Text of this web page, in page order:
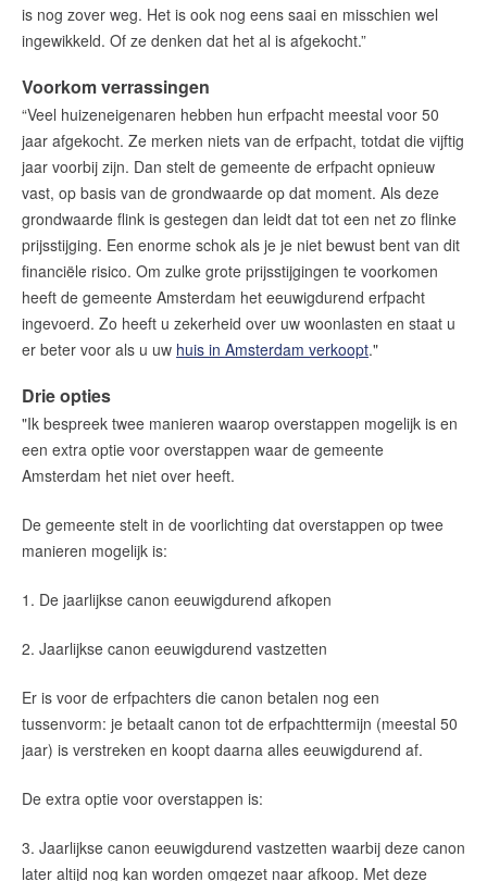
English?
is nog zover weg. Het is ook nog eens saai en misschien wel
ingewikkeld. Of ze denken dat het al is afgekocht.”
Voorkom verrassingen
“Veel huizeneigenaren hebben hun erfpacht meestal voor 50
jaar afgekocht. Ze merken niets van de erfpacht, totdat die vijftig
jaar voorbij zijn. Dan stelt de gemeente de erfpacht opnieuw
vast, op basis van de grondwaarde op dat moment. Als deze
grondwaarde flink is gestegen dan leidt dat tot een net zo flinke
prijsstijging. Een enorme schok als je je niet bewust bent van dit
financiële risico. Om zulke grote prijsstijgingen te voorkomen
heeft de gemeente Amsterdam het eeuwigdurend erfpacht
ingevoerd. Zo heeft u zekerheid over uw woonlasten en staat u
er beter voor als u uw huis in Amsterdam verkoopt."
Drie opties
"Ik bespreek twee manieren waarop overstappen mogelijk is en
een extra optie voor overstappen waar de gemeente
Amsterdam het niet over heeft.
De gemeente stelt in de voorlichting dat overstappen op twee
manieren mogelijk is:
1. De jaarlijkse canon eeuwigdurend afkopen
2. Jaarlijkse canon eeuwigdurend vastzetten
Er is voor de erfpachters die canon betalen nog een
tussenvorm: je betaalt canon tot de erfpachttermijn (meestal 50
jaar) is verstreken en koopt daarna alles eeuwigdurend af.
De extra optie voor overstappen is:
3. Jaarlijkse canon eeuwigdurend vastzetten waarbij deze canon
later altijd nog kan worden omgezet naar afkoop. Met deze